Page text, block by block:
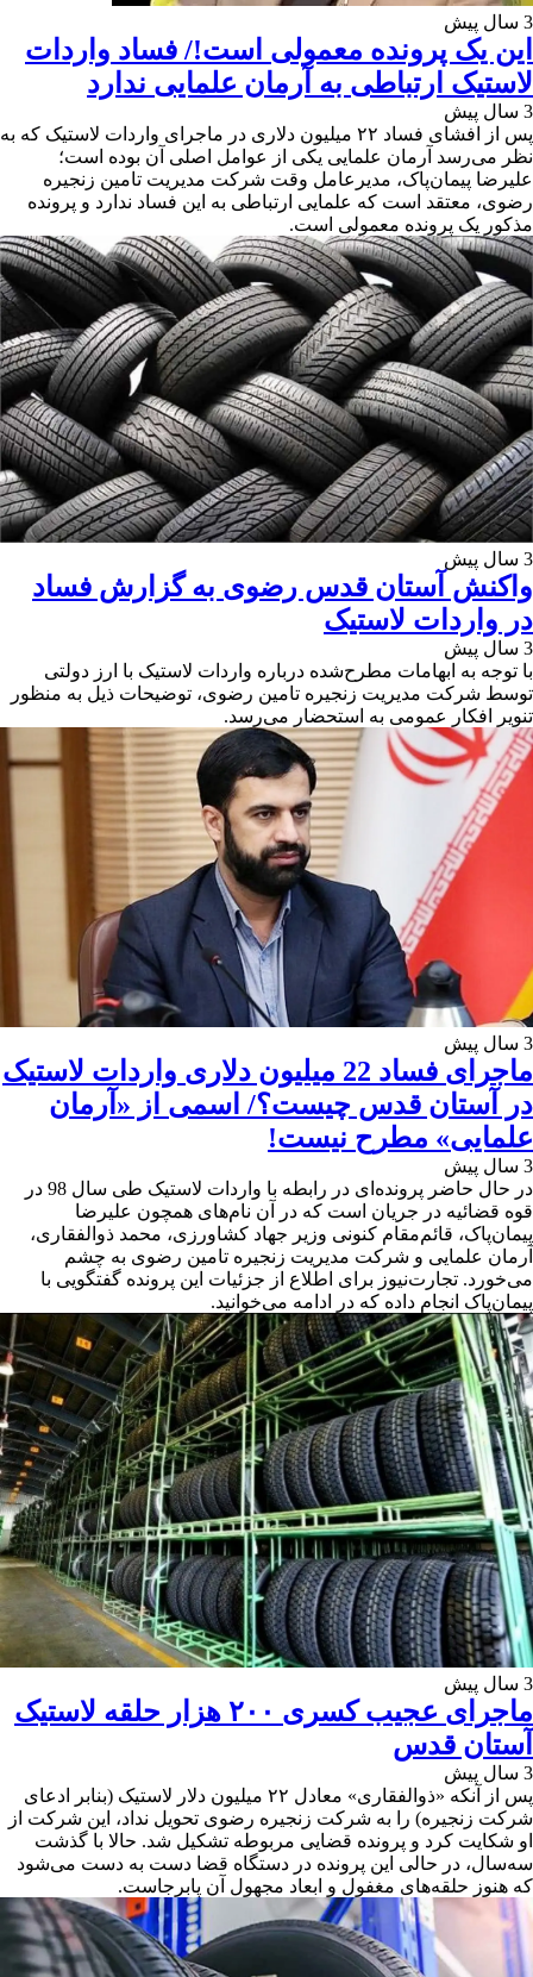
3 سال پیش
این یک پرونده معمولی است!/ فساد واردات
لاستیک ارتباطی به آرمان علمایی ندارد
3 سال پیش
پس از افشای فساد ۲۲ میلیون دلاری در ماجرای واردات لاستیک که به
نظر می‌رسد آرمان علمایی یکی از عوامل اصلی آن بوده است؛
علیرضا پیمان‌پاک، مدیرعامل وقت شرکت مدیریت تامین زنجیره
رضوی، معتقد است که علمایی ارتباطی به این فساد ندارد و پرونده
مذکور یک پرونده معمولی است.
3 سال پیش
واکنش آستان قدس رضوی به گزارش فساد
در واردات لاستیک
3 سال پیش
با توجه به ابهامات مطرح‌شده درباره واردات لاستیک با ارز دولتی
توسط شرکت مدیریت زنجیره تامین رضوی، توضیحات ذیل به منظور
تنویر افکار عمومی به استحضار می‌رسد.
3 سال پیش
ماجرای فساد 22 میلیون دلاری واردات لاستیک
در آستان قدس چیست؟/ اسمی از «آرمان
علمایی» مطرح نیست!
3 سال پیش
در حال حاضر پرونده‌ای در رابطه با واردات لاستیک طی سال 98 در
قوه قضائیه در جریان است که در آن نام‌های همچون علیرضا
پیمان‌پاک، قائم‌مقام کنونی وزیر جهاد کشاورزی، محمد ذوالفقاری،
آرمان علمایی و شرکت مدیریت زنجیره تامین رضوی به چشم
می‌خورد. تجارت‌نیوز برای اطلاع از جزئیات این پرونده گفتگویی با
پیمان‌پاک انجام داده که در ادامه می‌خوانید.
3 سال پیش
ماجرای عجیب کسری ۲۰۰ هزار حلقه لاستیک
آستان قدس
3 سال پیش
پس از آنکه «ذوالفقاری» معادل ۲۲ میلیون دلار لاستیک (بنابر ادعای
شرکت زنجیره) را به شرکت زنجیره رضوی تحویل نداد، این شرکت از
او شکایت کرد و پرونده قضایی مربوطه تشکیل شد.‌ حالا با گذشت
سه‌سال، در حالی این پرونده در دستگاه قضا دست به دست می‌شود
که هنوز حلقه‌های مغفول و ابعاد مجهول آن پابرجاست.